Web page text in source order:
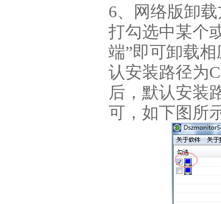
6、网络版卸
打勾选中某个
端”即可卸载
认安装路径为
后，默认安装
可，如下图所